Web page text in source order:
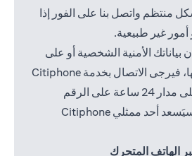
منتظم واتصل بنا على الفور إذا
غير طبيعية.
الأمنية الشخصية أو على
الإنترنت قد تم اختراقها، فيرجى الاتصال بخدمة Citiphone
على الرقم
، وسيَسعد أحد ممثلي Citiphone
الهاتف المتحرك